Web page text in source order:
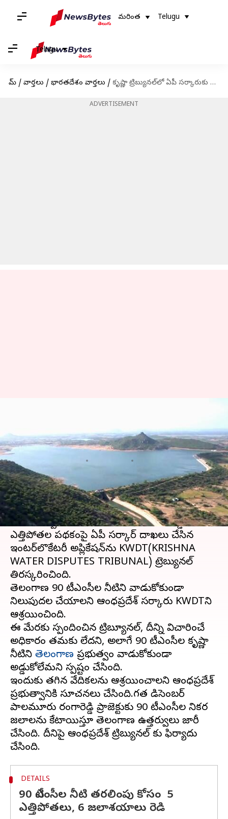
మరింత Telugu
Telugu
హోమ్ / వార్తలు / భారతదేశం వార్తలు / కృష్ణా ట్రిబ్యునల్‌లో ఏపీ సర్కారుకు షాక్.. నీరు వాడకుండా తెలంగాణను అడ్డుకోలేమని స్పష్టం
ADVERTISEMENT
నీరు వాడకుండా తెలంగాణను
అడ్డుకోలేమని స్పష్టం
వ్రాసిన వారు
ఈ వార్తాకథనం ఏంటి
ఆంధ్రప్రదేశ్‌ప్రభుత్వానికి కృష్ణా ట్రిబ్యునల్‌లో
ఎదురుదెబ్బ తగిలింది. పాలమూరు-రంగారెడ్డి
ఎత్తిపోతల పథకంపై ఏపీ సర్కార్ దాఖలు చేసిన
ఇంటర్‌లొకేటరీ అప్లికేషన్‌ను KWDT(KRISHNA
WATER DISPUTES TRIBUNAL) ట్రెబ్యునల్‌
తిరస్కరించింది.
తెలంగాణ 90 టీఎంసీల నీటిని వాడుకోకుండా
నిలుపుదల చేయాలని ఆంధ్రప్రదేశ్ సర్కారు KWDTని
ఆశ్రయించింది.
ఈ మేరకు స్పందించిన ట్రిబ్యూనల్, దీన్ని విచారించే
అధికారం తమకు లేదని, అలాగే 90 టీఎంసీల కృష్ణా
నీటిని తెలంగాణ ప్రభుత్వం వాడుకోకుండా
అడ్డుకోలేమని స్పష్టం చేసింది.
ఇందుకు తగిన వేదికలను ఆశ్రయించాలని ఆంధ్రప్రదేశ్
ప్రభుత్వానికి సూచనలు చేసింది.గత డిసెంబర్
పాలమూరు రంగారెడ్డి ప్రాజెక్టుకు 90 టీఎంసీల నికర
జలాలను కేటాయిస్తూ తెలంగాణ ఉత్తర్వులు జారీ
చేసింది. దీనిపై ఆంధ్రప్రదేశ్ ట్రిబ్యునల్ కు ఫిర్యాదు
DETAILS
90 టీఎంసీల నీటి తరలింపు కోసం 5
ఎత్తిపోతలు, 6 జలాశయాలు రెడి